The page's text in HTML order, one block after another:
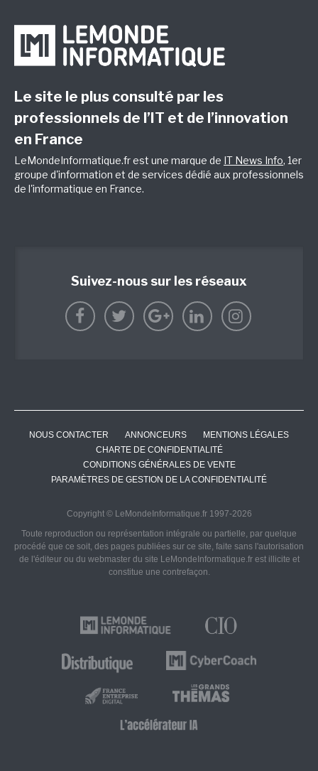
Le site le plus consulté par les
professionnels de l’IT et de l’innovation
en France
LeMondeInformatique.fr est une marque de IT News Info, 1er
groupe d'information et de services dédié aux professionnels
de l'informatique en France.
Suivez-nous sur les réseaux
NOUS CONTACTER ANNONCEURS
MENTIONS LÉGALES
CHARTE DE CONFIDENTIALITÉ
CONDITIONS GÉNÉRALES DE VENTE
PARAMÈTRES DE GESTION DE LA CONFIDENTIALITÉ
Copyright © LeMondeInformatique.fr 1997-2026
Toute reproduction ou représentation intégrale ou partielle, par quelque
procédé que ce soit, des pages publiées sur ce site, faite sans l'autorisation
de l'éditeur ou du webmaster du site LeMondeInformatique.fr est illicite et
constitue une contrefaçon.